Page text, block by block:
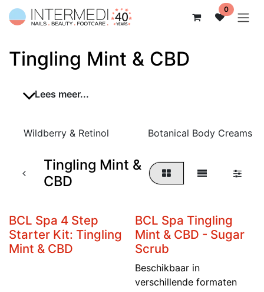
Overslaan naar inhoud 0
Tingling Mint & CBD
Lees meer...
Wildberry & Retinol Botanical Body Creams
Tingling Mint &
CBD
BCL Spa 4 Step
Starter Kit: Tingling
Mint & CBD
BCL Spa Tingling
Mint & CBD - Sugar
Scrub
Beschikbaar in
verschillende formaten